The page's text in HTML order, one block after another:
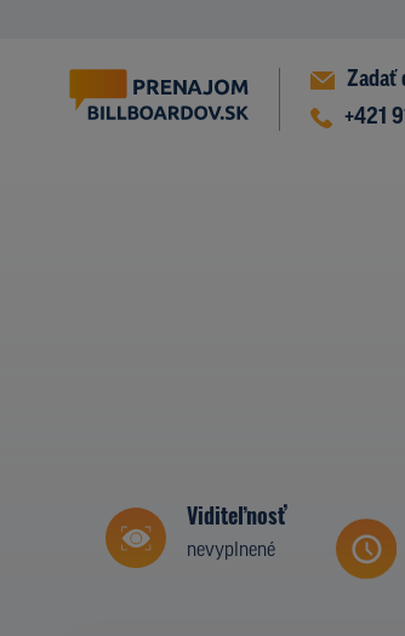
Zadať
+421
Viditeľnosť
nevyplnené